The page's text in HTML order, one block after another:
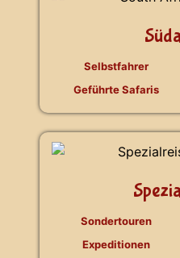
Selbstfahrer
Geführte Safaris
Sondertouren
Expeditionen